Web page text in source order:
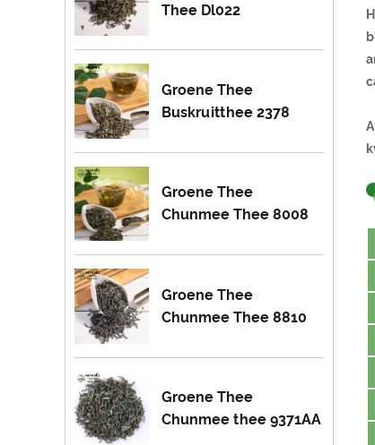
Thee Dl022
Groene Thee
Buskruitthee 2378
Groene Thee
Chunmee Thee 8008
Groene Thee
Chunmee Thee 8810
Groene Thee
Chunmee thee 9371AA